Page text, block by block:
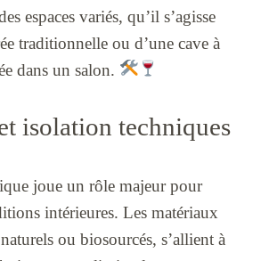
espaces variés, qu’il s’agisse
traditionnelle ou d’une cave à
dans un salon.
isolation techniques
joue un rôle majeur pour
intérieures. Les matériaux
ou biosourcés, s’allient à